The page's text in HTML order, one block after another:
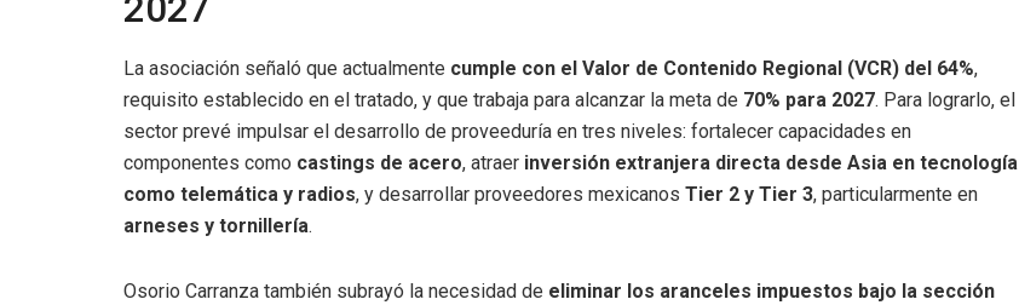
La asociación señaló que actualmente cumple con el Valor de Contenido Regional (VCR) del 64%,
requisito establecido en el tratado, y que trabaja para alcanzar la meta de 70% para 2027. Para lograrlo, el
sector prevé impulsar el desarrollo de proveeduría en tres niveles: fortalecer capacidades en
componentes como castings de acero, atraer inversión extranjera directa desde Asia en tecnología
como telemática y radios, y desarrollar proveedores mexicanos Tier 2 y Tier 3, particularmente en
arneses y tornillería.
Osorio Carranza también subrayó la necesidad de eliminar los aranceles impuestos bajo la sección